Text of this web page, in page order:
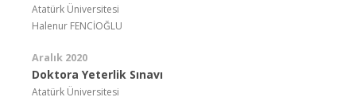
Atatürk Üniversitesi
Halenur FENCİOĞLU
Aralık 2020
Doktora Yeterlik Sınavı
Atatürk Üniversitesi